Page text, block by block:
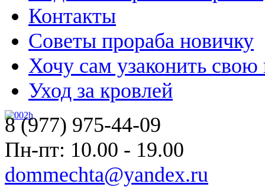
Контакты
Советы прораба новичку
Хочу сам узаконить свою
Уход за кровлей
8 (977) 975-44-09
Пн-пт: 10.00 - 19.00
dommechta@yandex.ru